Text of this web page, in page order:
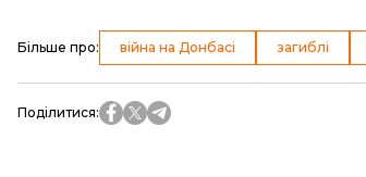
Більше про: війна на Донбасі загиблі
Поділитися: